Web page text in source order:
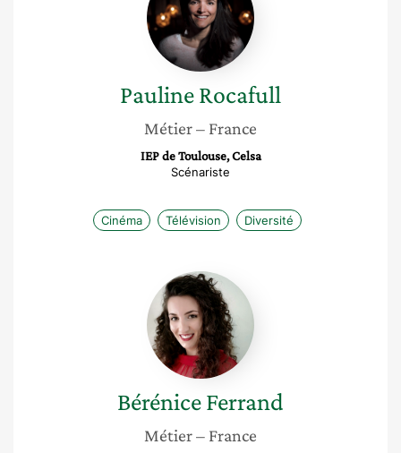
PaulineRocafull
Métier– France
IEP de Toulouse, Celsa
Scénariste
Cinéma Télévision Diversité
Bérénice
Ferrand
BéréniceFerrand
Métier– France